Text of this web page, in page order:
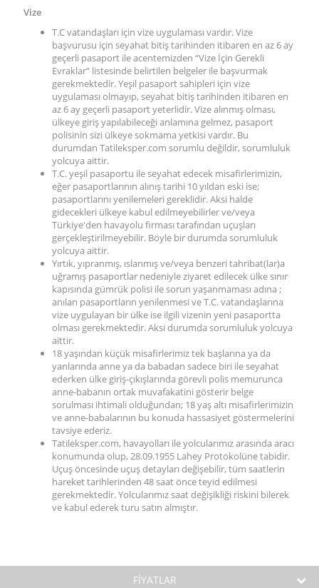
Vize
T.C vatandaşları için vize uygulaması vardır. Vize
başvurusu için seyahat bitiş tarihinden itibaren en az 6 ay
geçerli pasaport ile acentemizden “Vize İçin Gerekli
Evraklar” listesinde belirtilen belgeler ile başvurmak
gerekmektedir. Yeşil pasaport sahipleri için vize
uygulaması olmayıp, seyahat bitiş tarihinden itibaren en
az 6 ay geçerli pasaport yeterlidir. Vize alınmış olması,
ülkeye giriş yapılabileceği anlamına gelmez, pasaport
polisinin sizi ülkeye sokmama yetkisi vardır. Bu
durumdan Tatileksper.com sorumlu değildir, sorumluluk
yolcuya aittir.
T.C. yeşil pasaportu ile seyahat edecek misafirlerimizin,
eğer pasaportlarının alınış tarihi 10 yıldan eski ise;
pasaportlarını yenilemeleri gereklidir. Aksi halde
gidecekleri ülkeye kabul edilmeyebilirler ve/veya
Türkiye'den havayolu firması tarafından uçuşları
gerçekleştirilmeyebilir. Böyle bir durumda sorumluluk
yolcuya aittir.
Yırtık, yıpranmış, ıslanmış ve/veya benzeri tahribat(lar)a
uğramış pasaportlar nedeniyle ziyaret edilecek ülke sınır
kapısında gümrük polisi ile sorun yaşanmaması adına ;
anılan pasaportların yenilenmesi ve T.C. vatandaşlarına
vize uygulayan bir ülke ise ilgili vizenin yeni pasaportta
olması gerekmektedir. Aksi durumda sorumluluk yolcuya
aittir.
18 yaşından küçük misafirlerimiz tek başlarına ya da
yanlarında anne ya da babadan sadece biri ile seyahat
ederken ülke giriş-çıkışlarında görevli polis memurunca
anne-babanın ortak muvafakatini gösterir belge
sorulması ihtimali olduğundan; 18 yaş altı misafirlerimizin
ve anne-babalarının bu konuda hassasiyet göstermelerini
tavsiye ederiz.
Tatileksper.com, havayolları ile yolcularımız arasında aracı
konumunda olup, 28.09.1955 Lahey Protokolüne tabidir.
Uçuş öncesinde uçuş detayları değişebilir, tüm saatlerin
hareket tarihlerinden 48 saat önce teyid edilmesi
gerekmektedir. Yolcularımız saat değişikliği riskini bilerek
ve kabul ederek turu satın almıştır.
FİYATLAR